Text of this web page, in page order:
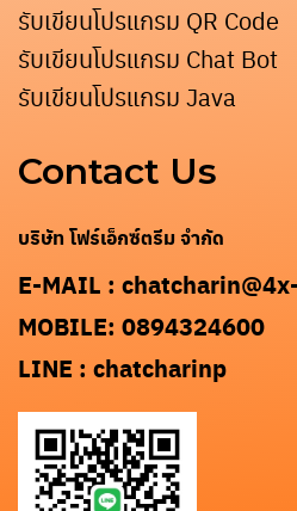
Search
รับเขียนโปรแกรม QR Code
รับเขียนโปรแกรม Chat Bot
รับเขียนโปรแกรม Java
Contact Us
บริษัท โฟร์เอ็กซ์ตรีม จำกัด
E-MAIL :
MOBILE: 0894324600
LINE : chatcharinp